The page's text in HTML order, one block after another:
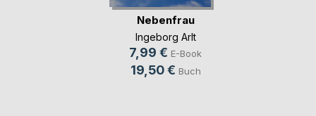
Nebenfrau
Ingeborg Arlt
7,99 € E-Book
19,50 € Buch